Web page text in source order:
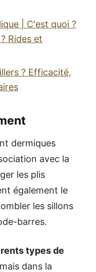
| C'est quoi ?
Rides et
? Efficacité,
dermiques
avec la
les plis
également le
les sillons
barres.
types de
dans la